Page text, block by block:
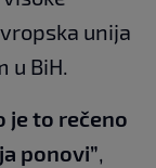
unija
u BiH.
je to rečeno
ponovi”,